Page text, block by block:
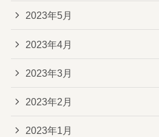
2023年5月
2023年4月
2023年3月
2023年2月
2023年1月